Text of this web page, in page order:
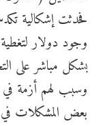
فحدثت إشكالية
وجود دولار
بشكل مباشر على
وسبب لهم أزمة في
بعض المشكلات